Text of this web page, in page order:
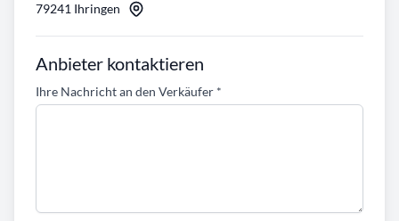
79241 Ihringen
Anbieter kontaktieren
Ihre Nachricht an den Verkäufer *